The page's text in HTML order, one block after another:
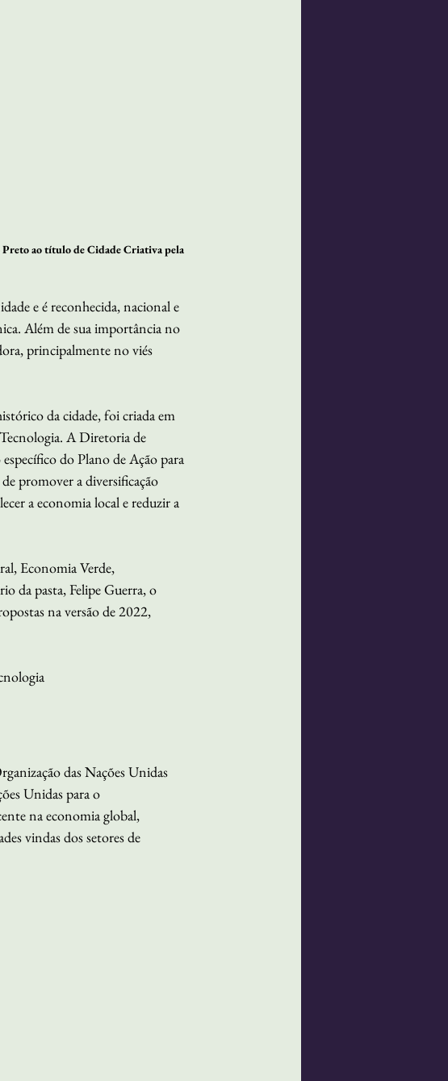
ao título de Cidade Criativa pela
e é reconhecida, nacional e
Além de sua importância no
principalmente no viés
da cidade, foi criada em
A Diretoria de
do Plano de Ação para
promover a diversificação
a economia local e reduzir a
Economia Verde,
da pasta, Felipe Guerra, o
na versão de 2022,
das Nações Unidas
Unidas para o
na economia global,
vindas dos setores de